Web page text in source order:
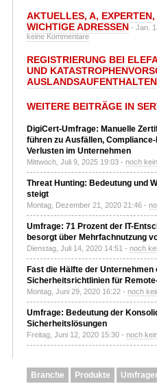
AKTUELLES, A, EXPERTEN,
WICHTIGE ADRESSEN - Jan.
keine Kommentare
REGISTRIERUNG BEI
UND
AUSLANDSAUFENTHALTEN
WEITERE BEITRÄGE IN
DigiCert-Umfrage: Manuelle
führen zu Ausfällen,
Verlusten im Unternehmen
Mittwoch, Juli 9, 2025 19:03 - noch
Threat Hunting: Bedeutung und
steigt
Montag, Dezember 21, 2020 21:46 -
Umfrage: 71 Prozent der IT-
besorgt über Mehrfachnutzung
Dienstag, Juli 14, 2020 14:51 - noch
Fast die Hälfte der Unternehmen
Sicherheitsrichtlinien für
Montag, Juni 29, 2020 16:22 - noch
Umfrage: Bedeutung der
Sicherheitslösungen
Freitag, Juni 12, 2020 15:30 - noch
Branche Produkte